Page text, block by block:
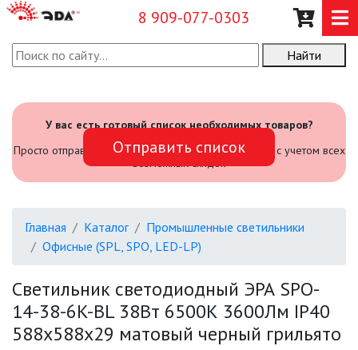
8 909-077-0303
О КОМПАНИИ
САДОВЫЙ ИНВЕНТАРЬ И
ИНСТРУМЕНТЫ
БЫТОВЫЕ ЖКХ (SPB)
ОФИСНЫЕ (SPL, SPO, LED-LP)
Найти
У вас есть готовый список необходимых товаров?
Просто отправьте его нам и мы посчитаем стоимость с учетом всех
возможных скидок
Отправить список
Главная Каталог
Промышленные светильники
Офисные (SPL, SPO, LED-LP)
Светильник светодиодный ЭРА SPO-
14-38-6K-BL 38Вт 6500К 3600Лм IP40
588x588x29 матовый черный грильято